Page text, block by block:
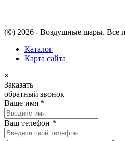
(©) 2026 - Воздушные шары. Все
Каталог
Карта сайта
×
Заказать
обратный звонок
Ваше имя *
Ваш телефон *